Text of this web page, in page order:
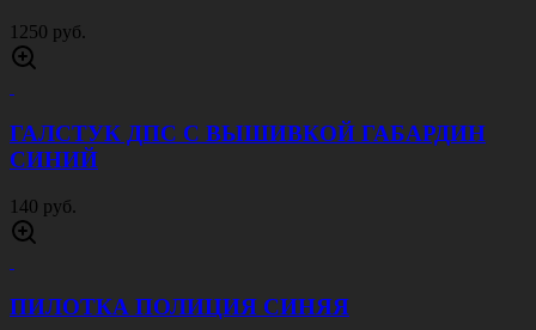
1250 руб.
ГАЛСТУК ДПС С ВЫШИВКОЙ ГАБАРДИН
СИНИЙ
140 руб.
ПИЛОТКА ПОЛИЦИЯ СИНЯЯ